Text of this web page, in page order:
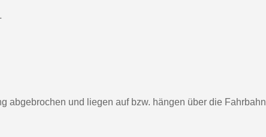
abgebrochen und liegen auf bzw. hängen über die Fahrbahn